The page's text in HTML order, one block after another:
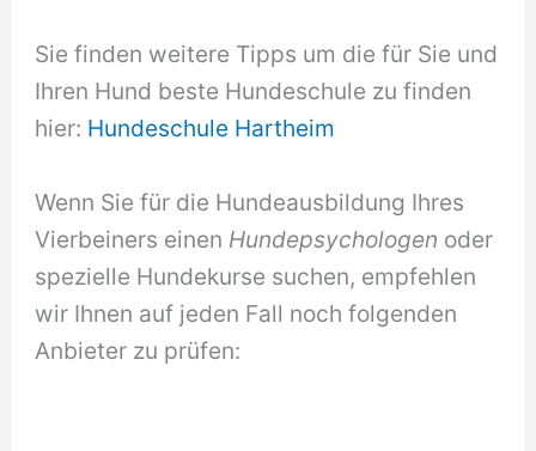
Sie finden weitere Tipps um die für Sie und
Ihren Hund beste Hundeschule zu finden
hier: Hundeschule Hartheim
Wenn Sie für die Hundeausbildung Ihres
Vierbeiners einen Hundepsychologen oder
spezielle Hundekurse suchen, empfehlen
wir Ihnen auf jeden Fall noch folgenden
Anbieter zu prüfen: